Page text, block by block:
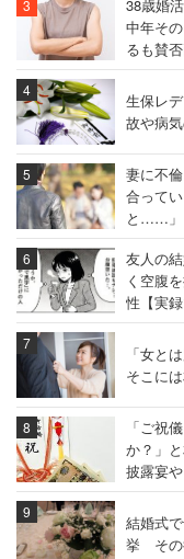
38歳婚
中年そ
るも賛
生保レ
故や病
妻に不
合って
と……」
友人の
く空腹
性【実録
「女と
そこに
「ご祝
か？」
披露宴や
結婚式
挙 その